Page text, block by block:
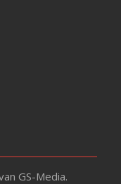
GS-Media.